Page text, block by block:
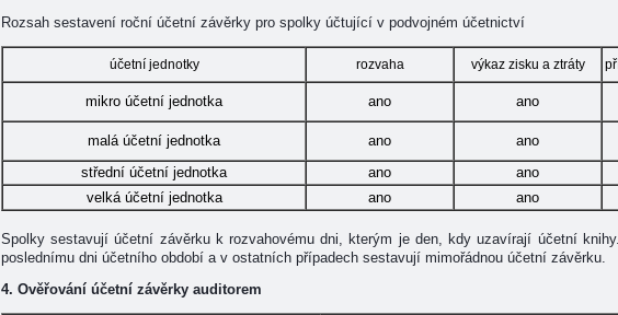
Rozsah sestavení roční účetní závěrky pro spolky účtující v podvojném účetnictví
účetní jednotky rozvaha výkaz zisku a ztráty
mikro účetní jednotka ano ano
malá účetní jednotka
ano ano
střední účetní jednotka
ano ano
velká účetní jednotka
ano ano
Spolky sestavují účetní závěrku k rozvahovému dni, kterým je den, kdy uzavírají účetní
poslednímu dni účetního období a v ostatních případech sestavují mimořádnou účetní závěrku.
4. Ověřování účetní závěrky auditorem